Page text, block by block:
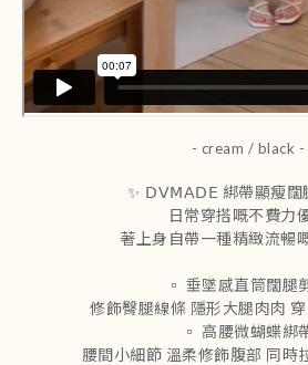
- cream / black -
✨ 𝖣𝖵𝖬𝖠𝖣𝖤 綁帶顯瘦闊
日常穿搭嘅不費力
著上身自帶一種精緻流暢
▫️ 垂墜感直筒闊腿
修飾臀腿線條 隱形大腿肉肉
▫️ 高腰微蝴蝶綁
腰間小細節 溫柔修飾腹部 同時